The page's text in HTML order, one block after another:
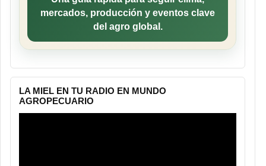
mercados, producción y eventos clave
del agro global.
LA MIEL EN TU RADIO EN MUNDO
AGROPECUARIO